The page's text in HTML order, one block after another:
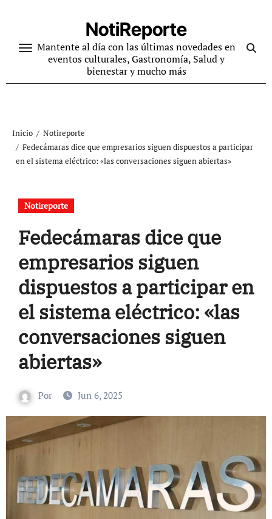
contenido
NotiReporte
Mantente al día con las últimas novedades en
eventos culturales, Gastronomía, Salud y
bienestar y mucho más
Inicio
Notireporte
Fedecámaras dice que empresarios siguen dispuestos a participar
en el sistema eléctrico: «las conversaciones siguen abiertas»
Notireporte
Fedecámaras dice que
empresarios siguen
dispuestos a participar en
el sistema eléctrico: «las
conversaciones siguen
abiertas»
Por Jun 6, 2025